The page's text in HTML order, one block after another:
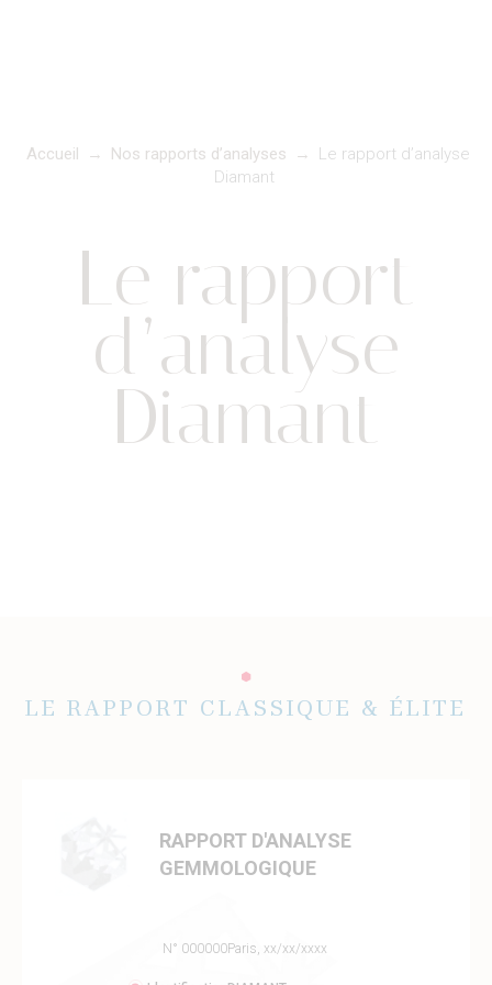
Accueil → Nos rapports d’analyses →
Le rapport d’analyse
Diamant
Le rapport
d’analyse
Diamant
LE RAPPORT CLASSIQUE & ÉLITE
RAPPORT D'ANALYSE
GEMMOLOGIQUE
N° 000000Paris, xx/xx/xxxx